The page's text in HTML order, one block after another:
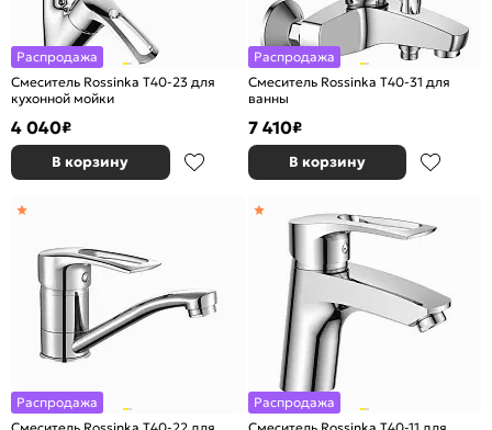
Распродажа
Смеситель Rossinka T40-23 для
кухонной мойки
4 040₽
В корзину
Распродажа
Смеситель Rossinka T40-31 для
ванны
7 410₽
В корзину
Распродажа
Распродажа